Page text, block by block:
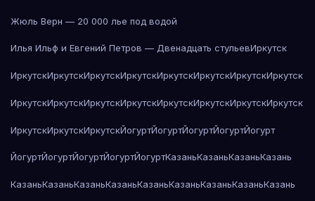
Жюль Верн — 20 000 лье под водой
Илья Ильф и Евгений Петров — Двенадцать стульевИркутск
ИркутскИркутскИркутскИркутскИркутскИркутскИркутскИркутск
ИркутскИркутскИркутскИркутскИркутскИркутскИркутскИркутск
ИркутскИркутскИркутскЙогуртЙогуртЙогуртЙогуртЙогурт
ЙогуртЙогуртЙогуртЙогуртЙогуртКазаньКазаньКазаньКазань
КазаньКазаньКазаньКазаньКазаньКазаньКазаньКазаньКазань